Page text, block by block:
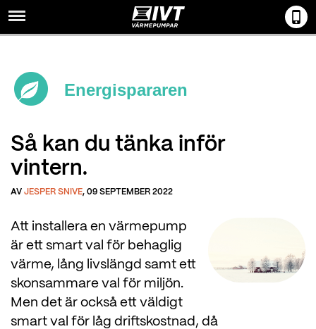
Energispararen
Så kan du tänka inför
vintern.
AV JESPER SNIVE, 09 SEPTEMBER 2022
Att installera en värmepump
är ett smart val för behaglig
värme, lång livslängd samt ett
skonsammare val för miljön.
Men det är också ett väldigt
smart val för låg driftskostnad, då